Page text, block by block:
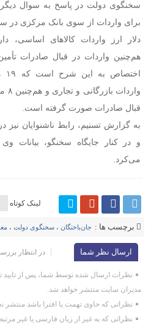
سخنگوی دولت در پاسخ به سوال
دلار ارز واردات کالاهای اساسی،
هم‌چنین واردات در قبال صادرات
قبال صادرات صورت گرفته است.
به گزارش تسنیم، رابط ناشنوایان
و در کنار جایگاه سخنگو، بیانات وی
می‌کرد.
لینک کوتاه
برچسب ها : جان‌باختگان ،سخنگوی دولت ،
ارسال نظر شما در انتظار
نظرات ارسال شده توسط شما، پس از تایید
مدیران سایت منتشر خواهد شد.
نظراتی که حاوی تهمت یا افترا باشد منتشر
نظراتی که به غیر از زبان فارسی یا غیر